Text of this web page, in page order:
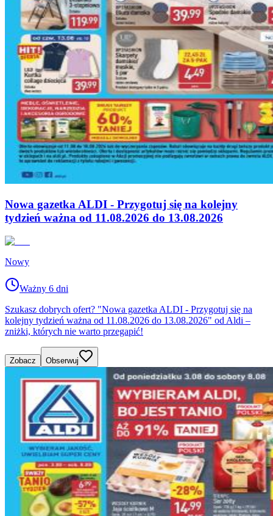
Nowa gazetka ALDI - Przygotuj się na kolejny
tydzień ważna od 11.08.2026 do 13.08.2026
Nowy
Ważny 6 dni
Szukasz dobrych ofert? "Nowa gazetka ALDI - Przygotuj się na
kolejny tydzień ważna od 11.08.2026 do 13.08.2026" od Aldi –
zniżki, których nie warto przegapić!
Zobacz Obserwuj